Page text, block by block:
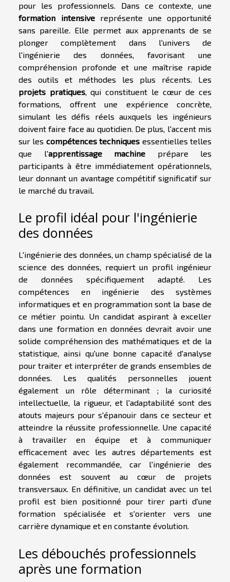
pour les professionnels. Dans ce contexte, une
formation intensivereprésente une opportunité
sans pareille. Elle permet aux apprenants de se
plonger complètement dans l'univers de
l'ingénierie des données, favorisant une
compréhension profonde et une maîtrise rapide
des outils et méthodes les plus récents. Les
projets pratiques, qui constituent le cœur de ces
formations, offrent une expérience concrète,
simulant les défis réels auxquels les ingénieurs
doivent faire face au quotidien. De plus, l'accent mis
sur les compétences techniques essentielles telles
que l'apprentissage machine prépare les
participants à être immédiatement opérationnels,
leur donnant un avantage compétitif significatif sur
le marché du travail.
Le profil idéal pour l'ingénierie
des données
L'ingénierie des données, un champ spécialisé de la
science des données, requiert un profil ingénieur
de données spécifiquement adapté. Les
compétences en ingénierie des systèmes
informatiques et en programmation sont la base de
ce métier pointu. Un candidat aspirant à exceller
dans une formation en données devrait avoir une
solide compréhension des mathématiques et de la
statistique, ainsi qu'une bonne capacité d'analyse
pour traiter et interpréter de grands ensembles de
données. Les qualités personnelles jouent
également un rôle déterminant ; la curiosité
intellectuelle, la rigueur, et l'adaptabilité sont des
atouts majeurs pour s'épanouir dans ce secteur et
atteindre la réussite professionnelle. Une capacité
à travailler en équipe et à communiquer
efficacement avec les autres départements est
également recommandée, car l'ingénierie des
données est souvent au cœur de projets
transversaux. En définitive, un candidat avec un tel
profil est bien positionné pour tirer parti d'une
formation spécialisée et s'orienter vers une
carrière dynamique et en constante évolution.
Les débouchés professionnels
après une formation